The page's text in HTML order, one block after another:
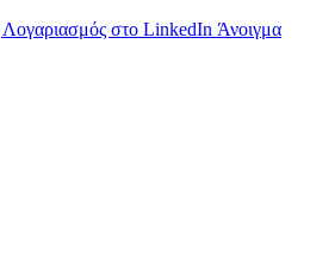
Λογαριασμός στο LinkedIn Άνοιγμα